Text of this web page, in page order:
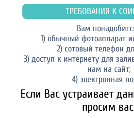
ТРЕБОВАНИЯ К
Вам
1) обычный фотоаппарат
2) сотовый телефон
3) доступ к интернету для
нам на сайт;
4) электронная
Если Вас устраивает
просим